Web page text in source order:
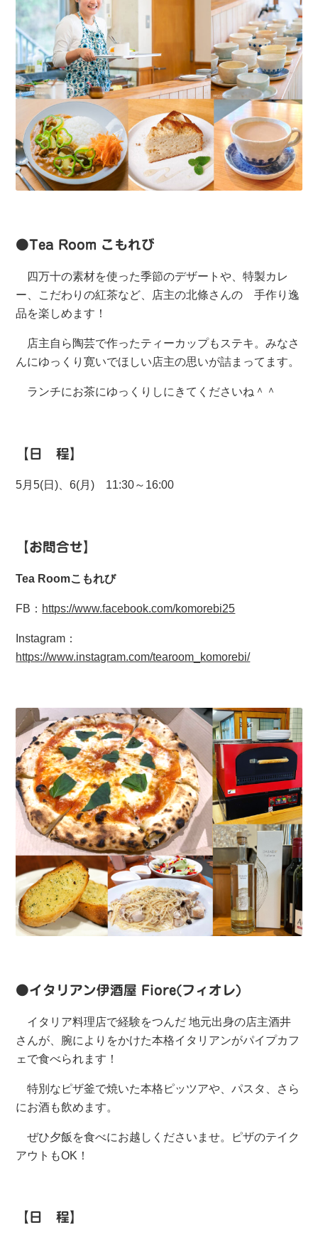
●Tea Room こもれび
四万十の素材を使った季節のデザートや、特製カレ
ー、こだわりの紅茶など、店主の北條さんの 手作り逸
品を楽しめます！
店主自ら陶芸で作ったティーカップもステキ。みなさ
んにゆっくり寛いでほしい店主の思いが詰まってます。
ランチにお茶にゆっくりしにきてくださいね＾＾
【日 程】
5月5(日)、6(月) 11:30～16:00
【お問合せ】
Tea Roomこもれび
FB： https://www.facebook.com/komorebi25
Instagram：
https://www.instagram.com/tearoom_komorebi/
●イタリアン伊酒屋 Fiore(フィオレ)
イタリア料理店で経験をつんだ 地元出身の店主酒井
さんが、腕によりをかけた本格イタリアンがパイプカフ
ェで食べられます！
特別なピザ釜で焼いた本格ピッツアや、パスタ、さら
にお酒も飲めます。
ぜひ夕飯を食べにお越しくださいませ。ピザのテイク
アウトもOK！
【日 程】